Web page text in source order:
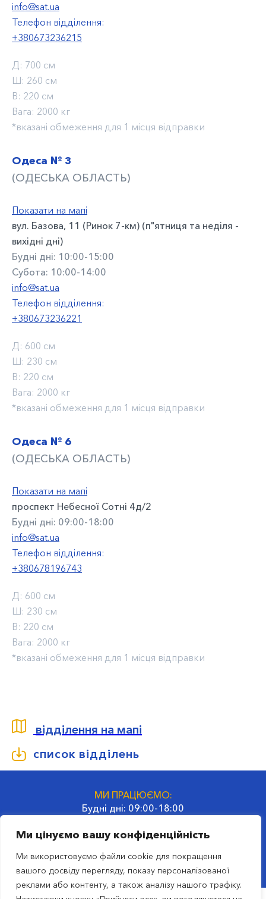
Ми цінуємо вашу конфіденційність
Ми використовуємо файли cookie для покращення
вашого досвіду перегляду, показу персоналізованої
реклами або контенту, а також аналізу нашого трафіку.
info@sat.ua
Телефон відділення:
+380673236215
Д: 700 см
Ш: 260 см
В: 220 см
Вага: 2000 кг
*вказані обмеження для 1 місця відправки
Одеса № 3
(ОДЕСЬКА ОБЛАСТЬ)
Показати на мапі
вул. Базова, 11 (Ринок 7-км) (п"ятниця та неділя -
вихідні дні)
Будні дні: 10:00-15:00
Субота: 10:00-14:00
info@sat.ua
Телефон відділення:
+380673236221
Д: 600 см
Ш: 230 см
В: 220 см
Вага: 2000 кг
*вказані обмеження для 1 місця відправки
Одеса № 6
(ОДЕСЬКА ОБЛАСТЬ)
Показати на мапі
проспект Небесної Сотні 4д/2
Будні дні: 09:00-18:00
info@sat.ua
Телефон відділення:
+380678196743
Д: 600 см
Ш: 230 см
В: 220 см
Вага: 2000 кг
*вказані обмеження для 1 місця відправки
відділення на мапі
список відділень
МИ ПРАЦЮЄМО:
Будні дні: 09:00-18:00
02660, Україна, Київ
вул. Гродненська, 32